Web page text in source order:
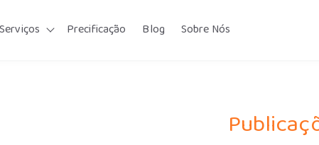
submenu for Plataforma
Serviços Show submenu for Serviços
Precificação Blog Sobre Nós